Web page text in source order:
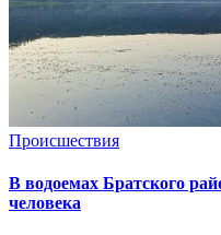
Происшествия
В водоемах Братского
человека